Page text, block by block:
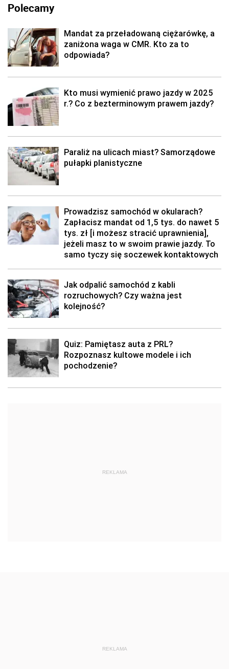
Polecamy
Mandat za przeładowaną ciężarówkę, a
zaniżona waga w CMR. Kto za to
odpowiada?
Kto musi wymienić prawo jazdy w 2025
r.? Co z bezterminowym prawem jazdy?
Paraliż na ulicach miast? Samorządowe
pułapki planistyczne
Prowadzisz samochód w okularach?
Zapłacisz mandat od 1,5 tys. do nawet 5
tys. zł [i możesz stracić uprawnienia],
jeżeli masz to w swoim prawie jazdy. To
samo tyczy się soczewek kontaktowych
Jak odpalić samochód z kabli
rozruchowych? Czy ważna jest
kolejność?
Quiz: Pamiętasz auta z PRL?
Rozpoznasz kultowe modele i ich
pochodzenie?
REKLAMA
REKLAMA